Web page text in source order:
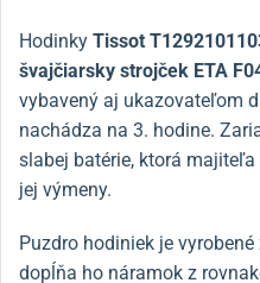
Hodinky Tissot
švajčiarsky strojček ETA
vybavený aj ukazovateľom
nachádza na 3. hodine.
slabej batérie, ktorá
jej výmeny.
Puzdro hodiniek je
dopĺňa ho náramok z